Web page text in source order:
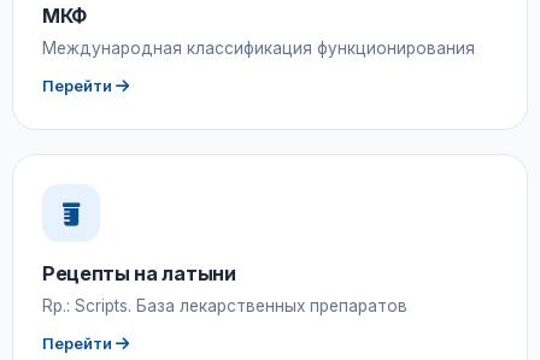
МКФ
Международная классификация функционирования
Перейти
Рецепты на латыни
Rp.: Scripts. База лекарственных препаратов
Перейти